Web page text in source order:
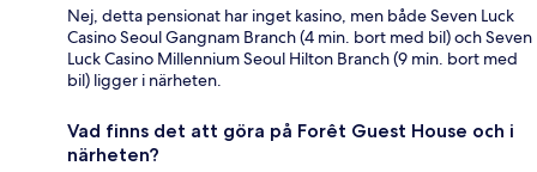
Nej, detta pensionat har inget kasino, men både Seven Luck
Casino Seoul Gangnam Branch (4 min. bort med bil) och Seven
Luck Casino Millennium Seoul Hilton Branch (9 min. bort med
bil) ligger i närheten.
Vad finns det att göra på Forêt Guest House och i
närheten?